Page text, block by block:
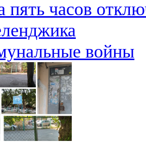
пять часов
войны